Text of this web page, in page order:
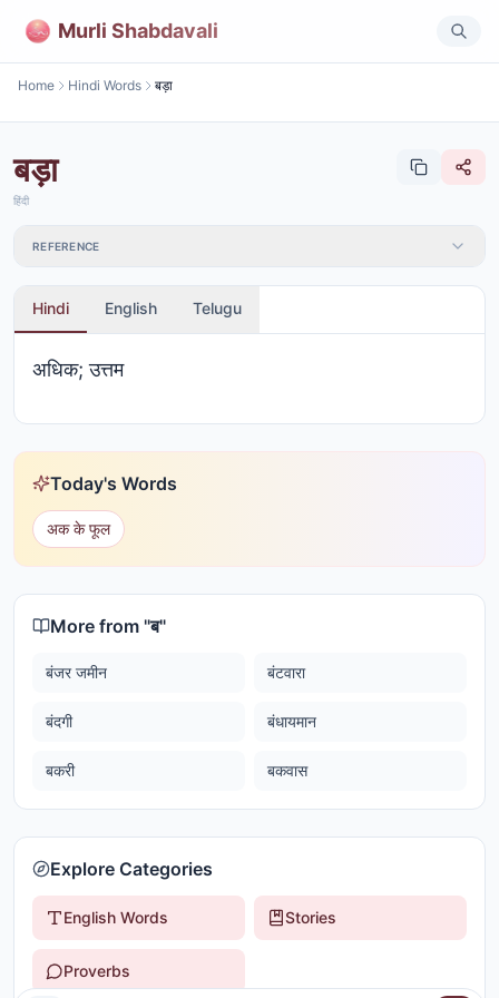
Murli Shabdavali
Home Hindi Words बड़ा
बड़ा
हिंदी
REFERENCE
Hindi English Telugu
अधिक; उत्तम
Today's Words
अक के फूल
More from "ब"
बंजर जमीन बंटवारा
बंदगी बंधायमान
बकरी बकवास
Explore Categories
English Words Stories
Proverbs